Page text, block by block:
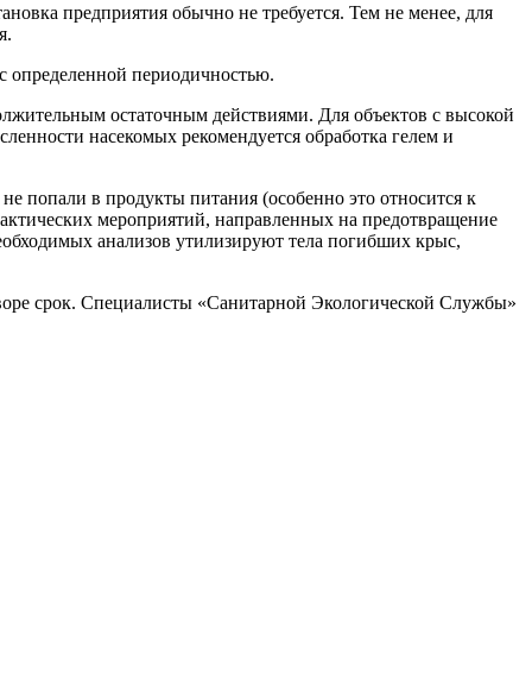
предприятия обычно не требуется. Тем не менее, для
определенной периодичностью.
остаточным действиями. Для объектов с высокой
насекомых рекомендуется обработка гелем и
попали в продукты питания (особенно это относится к
мероприятий, направленных на предотвращение
анализов утилизируют тела погибших крыс,
срок. Специалисты «Санитарной Экологической Службы»